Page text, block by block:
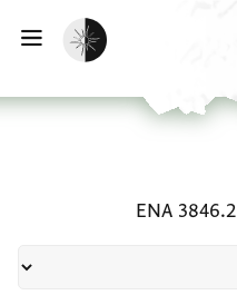
הפעלת מצב כהה
ENA 3846.2